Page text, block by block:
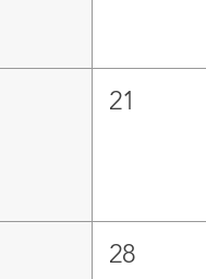
21
28